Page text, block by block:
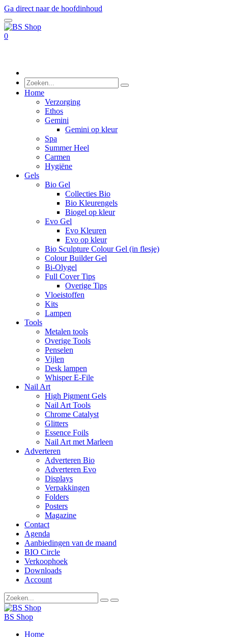
Ga direct naar de hoofdinhoud
0
Home
Verzorging
Ethos
Gemini
Gemini op kleur
Spa
Summer Heel
Carmen
Hygiëne
Gels
Bio Gel
Collecties Bio
Bio Kleurengels
Biogel op kleur
Evo Gel
Evo Kleuren
Evo op kleur
Bio Sculpture Colour Gel (in flesje)
Colour Builder Gel
Bi-Olygel
Full Cover Tips
Overige Tips
Vloeistoffen
Kits
Lampen
Tools
Metalen tools
Overige Tools
Penselen
Vijlen
Desk lampen
Whisper E-File
Nail Art
High Pigment Gels
Nail Art Tools
Chrome Catalyst
Glitters
Essence Foils
Nail Art met Marleen
Adverteren
Adverteren Bio
Adverteren Evo
Displays
Verpakkingen
Folders
Posters
Magazine
Contact
Agenda
Aanbiedingen van de maand
BIO Circle
Verkoophoek
Downloads
Account
BS Shop
Home